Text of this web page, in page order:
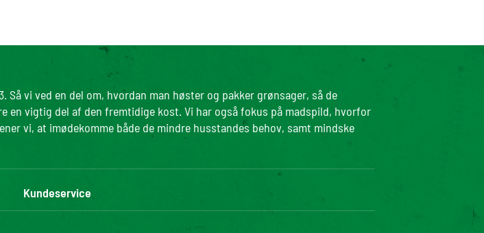
vi ved en del om, hvordan man høster og pakker grønsager, så de
en vigtig del af den fremtidige kost. Vi har også fokus på madspild, hvorfor
vi, at imødekomme både de mindre husstandes behov, samt mindske
Kundeservice